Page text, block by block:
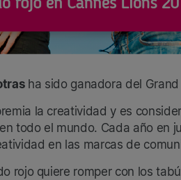
ha sido ganadora del
la creatividad y es
todo el mundo. Cada año en
en las marcas de
rojo quiere romper con los